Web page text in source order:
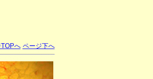
へ ページ下へ